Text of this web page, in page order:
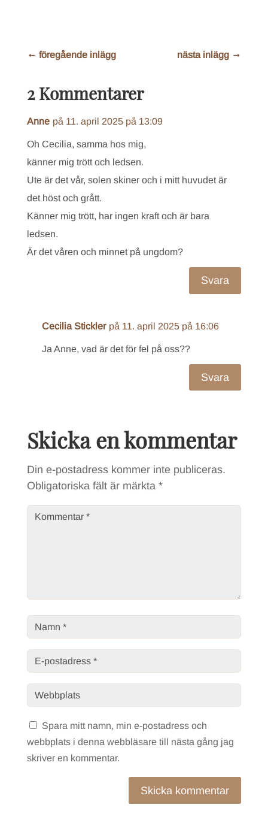
← föregående inlägg nästa inlägg →
2 Kommentarer
Anne på 11. april 2025 på 13:09
Oh Cecilia, samma hos mig,
känner mig trött och ledsen.
Ute är det vår, solen skiner och i mitt huvudet är
det höst och grått.
Känner mig trött, har ingen kraft och är bara
ledsen.
Är det våren och minnet på ungdom?
Svara
Cecilia Stickler på 11. april 2025 på 16:06
Ja Anne, vad är det för fel på oss??
Svara
Skicka en kommentar
Din e-postadress kommer inte publiceras.
Obligatoriska fält är märkta *
Spara mitt namn, min e-postadress och
webbplats i denna webbläsare till nästa gång jag
skriver en kommentar.
Skicka kommentar